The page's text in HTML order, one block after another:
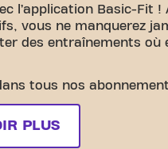
l’application Basic-Fit !
vous ne manquerez
des entraînements où
tous nos
PLUS